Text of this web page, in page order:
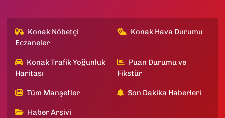
Konak Nöbetçi
Eczaneler
Konak Hava Durumu
Konak Trafik Yoğunluk
Haritası
Puan Durumu ve
Fikstür
Tüm Manşetler Son Dakika Haberleri
Haber Arşivi